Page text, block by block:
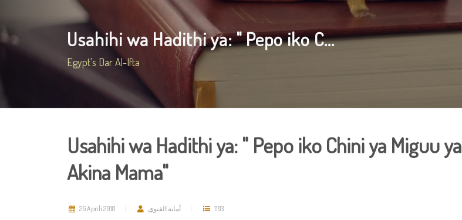
Usahihi wa Hadithi ya: " Pepo iko C...
Egypt's Dar Al-Ifta
Usahihi wa Hadithi ya: " Pepo iko Chini ya Miguu ya
Akina Mama"
26 Aprili 2018 أمانة الفتوى 1183